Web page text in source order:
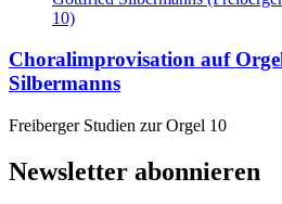
Choralimprovisation auf
Silbermanns
Freiberger Studien zur Orgel 10
Newsletter abonnieren